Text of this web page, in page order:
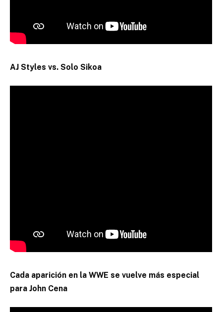
AJ Styles vs. Solo Sikoa
Cada aparición en la WWE se vuelve más especial
para John Cena